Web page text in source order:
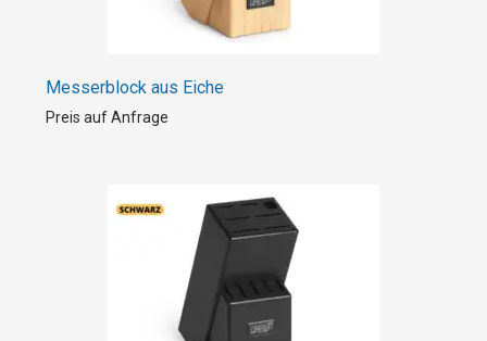
Messerblock aus Eiche
Preis auf Anfrage